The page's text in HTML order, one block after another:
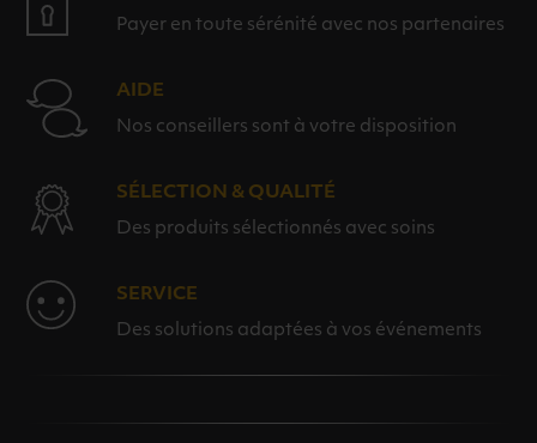
Payer en toute sérénité avec nos partenaires
AIDE
Nos conseillers sont à votre disposition
SÉLECTION & QUALITÉ
Des produits sélectionnés avec soins
SERVICE
Des solutions adaptées à vos événements